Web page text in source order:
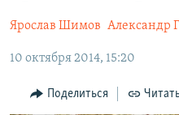
главной
навигации
Вернутся
поиску
11 ЛЕТ ОККУПАЦИИ КРЫМА.
ЕЩЕ
ИНТЕРАКТИВ
ИНФОГРАФИКА
РАДІО СВОБОДА
КАК ОБОЙТИ
Ярослав Шимов Александр
10 октября 2014, 15:20
Поделиться